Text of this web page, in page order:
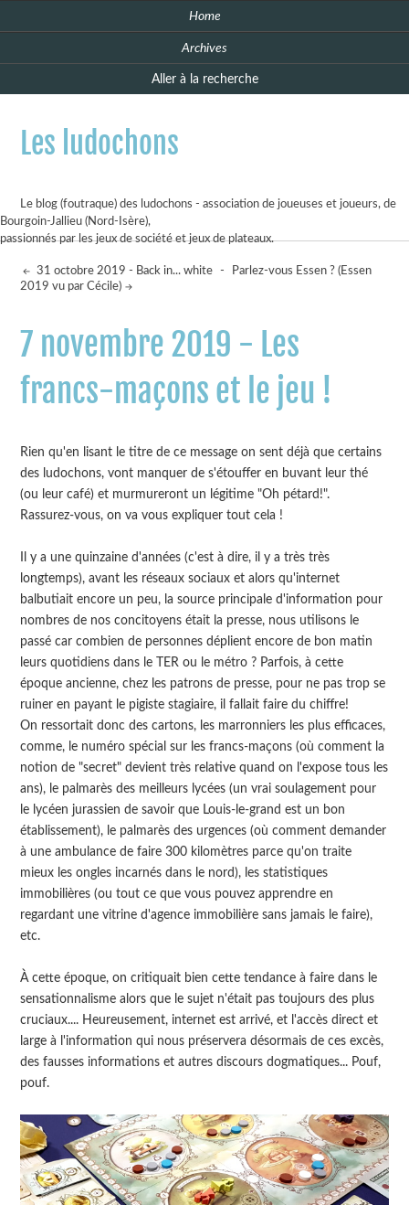
Home
Archives
Aller à la recherche
Les ludochons
Le blog (foutraque) des ludochons - association de joueuses et joueurs, de
Bourgoin-Jallieu (Nord-Isère),
passionnés par les jeux de société et jeux de plateaux.
31 octobre 2019 - Back in... white -
Parlez-vous Essen ? (Essen
2019 vu par Cécile)
7 novembre 2019 - Les
francs-maçons et le jeu !
Rien qu'en lisant le titre de ce message on sent déjà que certains
des ludochons, vont manquer de s'étouffer en buvant leur thé
(ou leur café) et murmureront un légitime "Oh pétard!".
Rassurez-vous, on va vous expliquer tout cela !
Il y a une quinzaine d'années (c'est à dire, il y a très très
longtemps), avant les réseaux sociaux et alors qu'internet
balbutiait encore un peu, la source principale d'information pour
nombres de nos concitoyens était la presse, nous utilisons le
passé car combien de personnes déplient encore de bon matin
leurs quotidiens dans le TER ou le métro ? Parfois, à cette
époque ancienne, chez les patrons de presse, pour ne pas trop se
ruiner en payant le pigiste stagiaire, il fallait faire du chiffre!
On ressortait donc des cartons, les marronniers les plus efficaces,
comme, le numéro spécial sur les francs-maçons (où comment la
notion de "secret" devient très relative quand on l'expose tous les
ans), le palmarès des meilleurs lycées (un vrai soulagement pour
le lycéen jurassien de savoir que Louis-le-grand est un bon
établissement), le palmarès des urgences (où comment demander
à une ambulance de faire 300 kilomètres parce qu'on traite
mieux les ongles incarnés dans le nord), les statistiques
immobilières (ou tout ce que vous pouvez apprendre en
regardant une vitrine d'agence immobilière sans jamais le faire),
etc.
À cette époque, on critiquait bien cette tendance à faire dans le
sensationnalisme alors que le sujet n'était pas toujours des plus
cruciaux.... Heureusement, internet est arrivé, et l'accès direct et
large à l'information qui nous préservera désormais de ces excès,
des fausses informations et autres discours dogmatiques... Pouf,
pouf.